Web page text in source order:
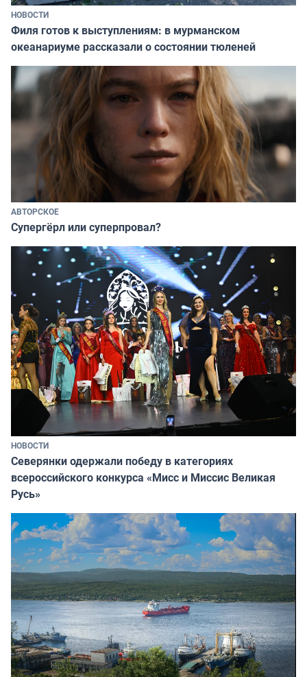
НОВОСТИ
Филя готов к выступлениям: в мурманском
океанариуме рассказали о состоянии тюленей
АВТОРСКОЕ
Супергёрл или суперпровал?
НОВОСТИ
Северянки одержали победу в категориях
всероссийского конкурса «Мисс и Миссис Великая
Русь»